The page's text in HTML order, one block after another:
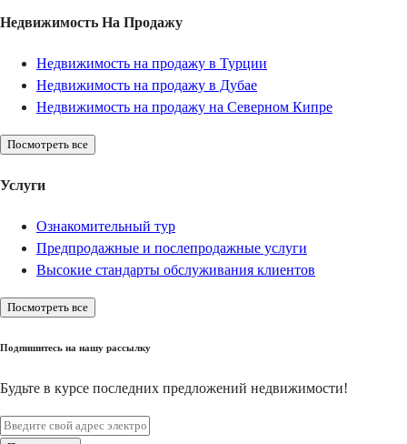
Недвижимость На Продажу
Недвижимость на продажу в Турции
Недвижимость на продажу в Дубае
Недвижимость на продажу на Северном Кипре
Посмотреть все
Услуги
Ознакомительный тур
Предпродажные и послепродажные услуги
Высокие стандарты обслуживания клиентов
Посмотреть все
Подпишитесь на нашу рассылку
Будьте в курсе последних предложений недвижимости!